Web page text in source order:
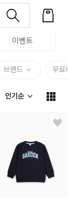
이벤트
브랜드 무료
인기순